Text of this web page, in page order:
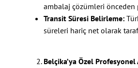
ambalaj çözümleri önceden
Transit Süresi Belirleme:
süreleri hariç net olarak
Belçika’ya Özel